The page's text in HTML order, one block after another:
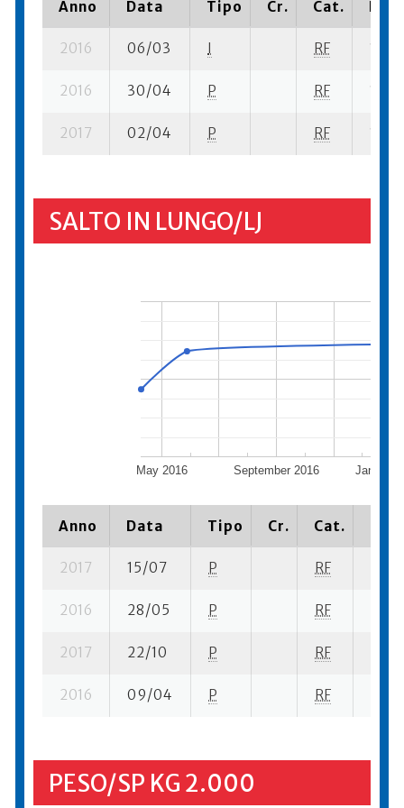
Anno Data Tipo Cr. Cat.
2016 06/03 I RF 16
2016 30/04 P RF 12
2017 02/04 P RF 16
SALTO IN LUNGO/LJ
May 2016 September 2016 January
Anno Data Tipo Cr. Cat.
2017 15/07 P RF
2016 28/05 P RF
2017 22/10 P RF
2016 09/04 P RF
PESO/SP KG 2.000